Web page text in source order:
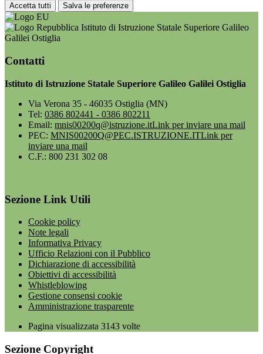
Accetta tutti Salva le preferenze
Istituto di Istruzione Statale Superiore Galileo
Galilei Ostiglia
Contatti
Istituto di Istruzione Statale Superiore Galileo Galilei Ostiglia
Via Verona 35 - 46035 Ostiglia (MN)
Tel: 0386 802441 - 0386 802211
Email: mnis00200q@istruzione.itLink per inviare una mail
PEC: MNIS00200Q@PEC.ISTRUZIONE.ITLink per
inviare una mail
C.F.: 800 231 302 08
Sezione Link Utili
Cookie policy
Note legali
Informativa Privacy
Ufficio Relazioni con il Pubblico
Dichiarazione di accessibilità
Obiettivi di accessibilità
Whistleblowing
Gestione consensi cookie
Amministrazione trasparente
Pagina visualizzata 3143 volte
Sezione Copyright